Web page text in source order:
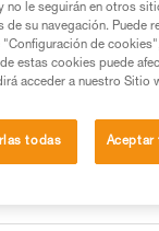
le seguirán en otros
su navegación. Puede
de
estas cookies puede
acceder a nuestro Sitio
todas Aceptar